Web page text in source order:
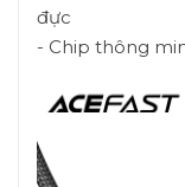
đực
- Chip thông